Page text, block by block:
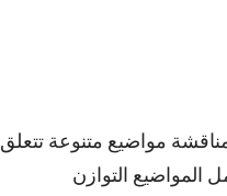
مواضيع متنوعة تتعلق
المواضيع التوازن